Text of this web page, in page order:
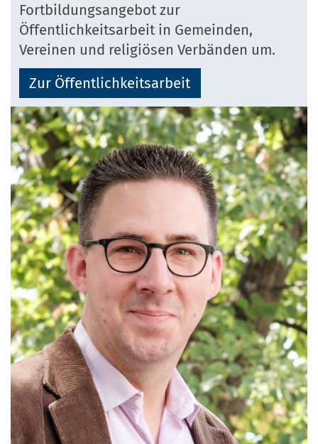
Fortbildungsangebot zur
Öffentlichkeitsarbeit in Gemeinden,
Vereinen und religiösen Verbänden um.
Zur Öffentlichkeitsarbeit